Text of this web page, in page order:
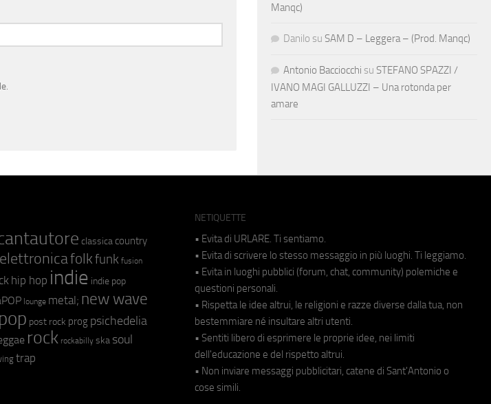
Manqc)
Danilo su SAM D – Leggera – (Prod. Manqc)
Antonio Bacciocchi su STEFANO SPAZZI /
IVANO MAGI GALLUZZI – Una rotonda per
amare
classica country
elettronicafolkfunk fusion
hip hop indie indie pop
lounge metal; new wave
pop post rock prog psichedelia
rock rockabilly ska soul
trap
NETIQUETTE
• Evita di URLARE. Ti sentiamo.
• Evita di scrivere lo stesso messaggio in più luoghi. Ti leggiamo.
• Evita in luoghi pubblici (forum, chat, community) polemiche e
questioni personali.
• Rispetta le idee altrui, le religioni e razze diverse dalla tua, non
bestemmiare né insultare altri utenti.
• Sentiti libero di esprimere le proprie idee, nei limiti
dell'educazione e del rispetto altrui.
• Non inviare messaggi pubblicitari, catene di Sant'Antonio o
cose simili.